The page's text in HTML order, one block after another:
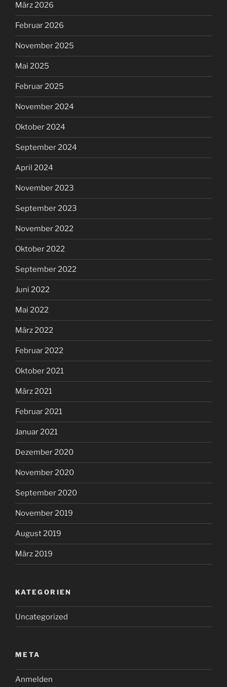
März 2026
Februar 2026
November 2025
Mai 2025
Februar 2025
November 2024
Oktober 2024
September 2024
April 2024
November 2023
September 2023
November 2022
Oktober 2022
September 2022
Juni 2022
Mai 2022
März 2022
Februar 2022
Oktober 2021
März 2021
Februar 2021
Januar 2021
Dezember 2020
November 2020
September 2020
November 2019
August 2019
März 2019
KATEGORIEN
Uncategorized
META
Anmelden